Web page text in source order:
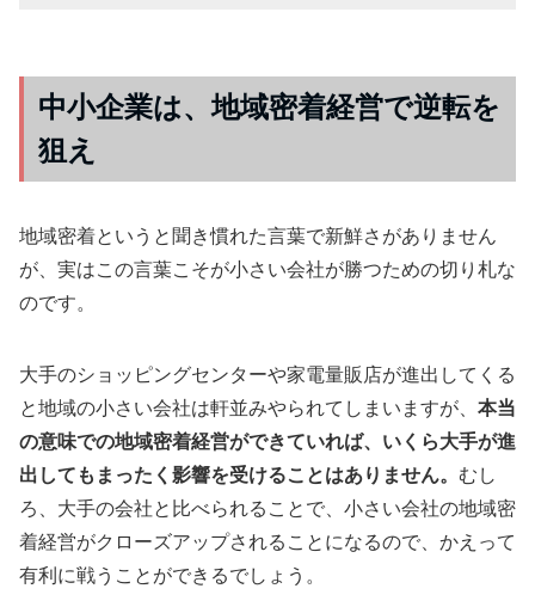
中小企業は、地域密着経営で逆転を
狙え
地域密着というと聞き慣れた言葉で新鮮さがありません
が、実はこの言葉こそが小さい会社が勝つための切り札な
のです。
大手のショッピングセンターや家電量販店が進出してくる
と地域の小さい会社は軒並みやられてしまいますが、 本当
の意味での地域密着経営ができていれば、いくら大手が進
出してもまったく影響を受けることはありません。 むし
ろ、大手の会社と比べられることで、小さい会社の地域密
着経営がクローズアップされることになるので、かえって
有利に戦うことができるでしょう。